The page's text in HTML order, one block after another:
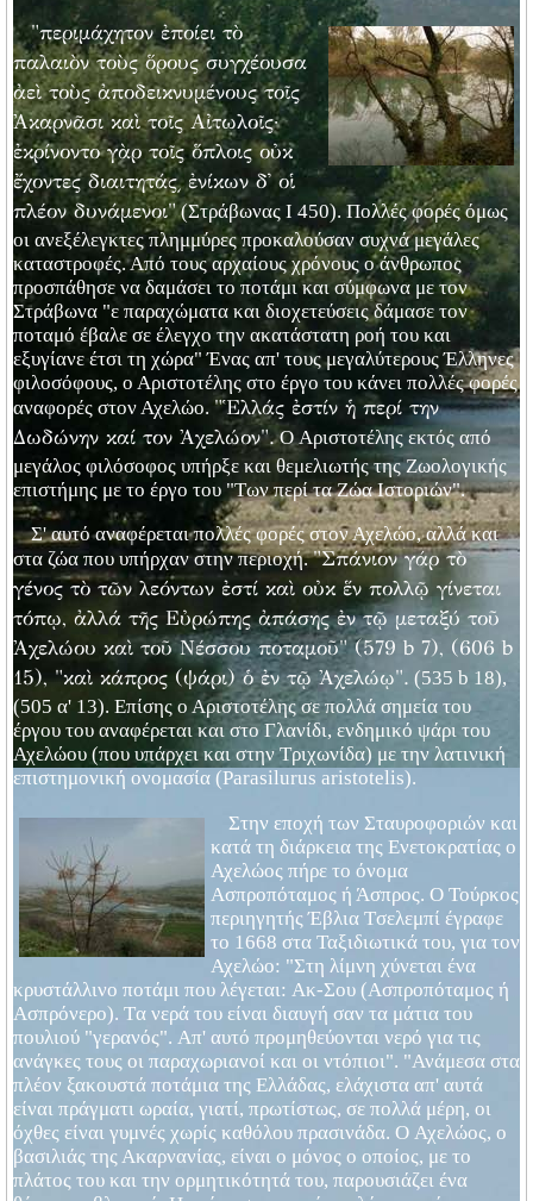
"περιμάχητον ἐποίει τὸ
παλαιὸν τοὺς ὅρους συγχέουσα
ἀεὶ τοὺς ἀποδεικνυμένους τοῖς
Ἀκαρνᾶσι καὶ τοῖς Αἰτωλοῖς·
ἐκρίνοντο γὰρ τοῖς ὅπλοις οὐκ
ἔχοντες διαιτητάς͵ ἐνίκων δ᾽ οἱ
πλέον δυνάμενοι"(Στράβωνας I 450). Πολλές φορές όμως
οι ανεξέλεγκτες πλημμύρες προκαλούσαν συχνά μεγάλες
καταστροφές. Από τους αρχαίους χρόνους ο άνθρωπος
προσπάθησε να δαμάσει το ποτάμι και σύμφωνα με τον
Στράβωνα "ε παραχώματα και διοχετεύσεις δάμασε τον
ποταμό έβαλε σε έλεγχο την ακατάστατη ροή του και
εξυγίανε έτσι τη χώρα" Ένας απ' τους μεγαλύτερους Έλληνες
φιλοσόφους, ο Αριστοτέλης στο έργο του κάνει πολλές φορές
αναφορές στον Αχελώο. "Ἑλλάς ἐστίν ἡ περί την
Δωδώνην καί τον Ἀχελώον".O Αριστοτέλης εκτός από
μεγάλος φιλόσοφος υπήρξε και θεμελιωτής της Ζωολογικής
επιστήμης με το έργο του "Tων περί τα Zώα Ιστοριών".
Σ' αυτό αναφέρεται πολλές φορές στον Αχελώο, αλλά και
στα ζώα που υπήρχαν στην περιοχή."Σπάνιον γάρ τὸ
γένος τὸ τῶν λεόντων ἐστί καὶ οὐκ ἕν πολλῷ γίνεται
τόπῳ, ἀλλά τῆς Εὐρώπης ἀπάσης ἐν τῷ μεταξύ τοῦ
Ἀχελώου καὶ τοῦ Nέσσου ποταμοῦ" (579 b 7), (606 b
15), "καὶ κάπρος (ψάρι) ὁ ἐν τῷ Ἀχελώῳ". (535 b 18),
(505 α' 13). Επίσης ο Αριστοτέλης σε πολλά σημεία του
έργου του αναφέρεται και στο Γλανίδι, ενδημικό ψάρι του
Αχελώου (που υπάρχει και στην Tριχωνίδα) με την λατινική
επιστημονική ονομασία (Parasilurus aristotelis).
Στην εποχή των Σταυροφοριών και
κατά τη διάρκεια της Ενετοκρατίας ο
Αχελώος πήρε το όνομα
Ασπροπόταμος ή Άσπρος. O Τούρκος
περιηγητής Έβλια Tσελεμπί έγραφε
το 1668 στα Ταξιδιωτικά του, για τον
Αχελώο: "Στη λίμνη χύνεται ένα
κρυστάλλινο ποτάμι που λέγεται: Aκ-Σου (Ασπροπόταμος ή
Ασπρόνερο). Tα νερά του είναι διαυγή σαν τα μάτια του
πουλιού "γερανός". Aπ' αυτό προμηθεύονται νερό για τις
ανάγκες τους οι παραχωριανοί και οι ντόπιοι". "Ανάμεσα στα
πλέον ξακουστά ποτάμια της Ελλάδας, ελάχιστα απ' αυτά
είναι πράγματι ωραία, γιατί, πρωτίστως, σε πολλά μέρη, οι
όχθες είναι γυμνές χωρίς καθόλου πρασινάδα. O Αχελώος, ο
βασιλιάς της Ακαρνανίας, είναι ο μόνος ο οποίος, με το
πλάτος του και την ορμητικότητά του, παρουσιάζει ένα